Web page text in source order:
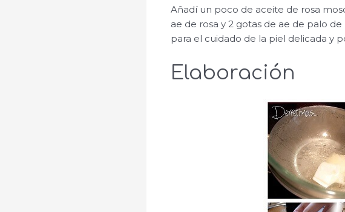
Añadí un poco de aceite de rosa
ae de rosa y 2 gotas de ae de palo
para el cuidado de la piel delicada y
Elaboración